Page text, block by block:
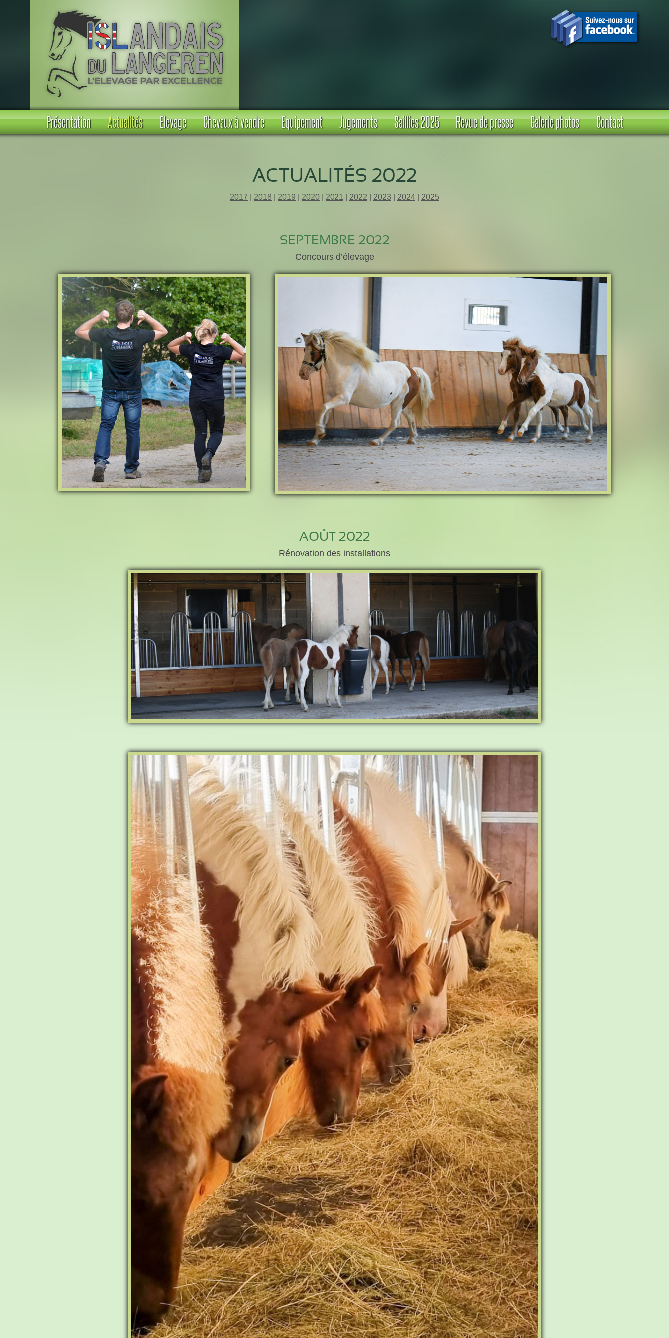
Présentation Actualités Elevage Chevaux à vendre Equipement Jugements Saillies 2025 Revue de presse Galerie photos Contact
ACTUALITÉS 2022
2017 2018 2019 2020 2021 2022 2023 2024 2025
SEPTEMBRE 2022
Concours d’élevage
AOÛT 2022
Rénovation des installations